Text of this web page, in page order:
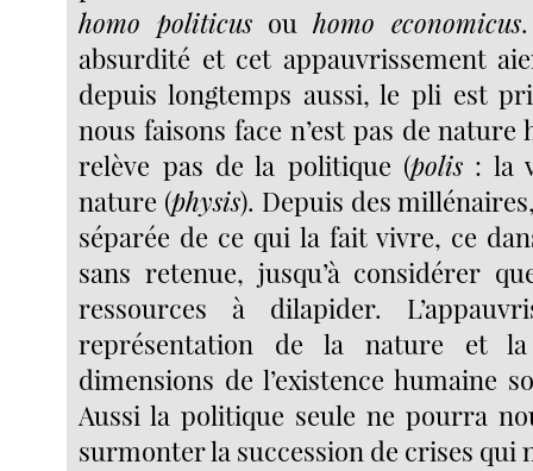
homo politicus ou homo economicus
absurdité et cet appauvrissement
depuis longtemps aussi, le pli est
nous faisons face n’est pas de nature
relève pas de la politique (polis : la
nature (physis). Depuis des
séparée de ce qui la fait vivre, ce
sans retenue, jusqu’à considérer
ressources à dilapider.
représentation de la nature et
dimensions de l’existence humaine
Aussi la politique seule ne pourra
surmonter la succession de crises qui